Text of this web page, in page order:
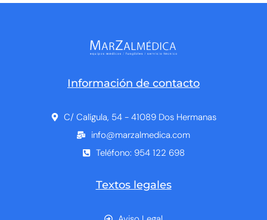
Información de contacto
C/ Calígula, 54 - 41089 Dos Hermanas
info@marzalmedica.com
Teléfono: 954 122 698
Textos legales